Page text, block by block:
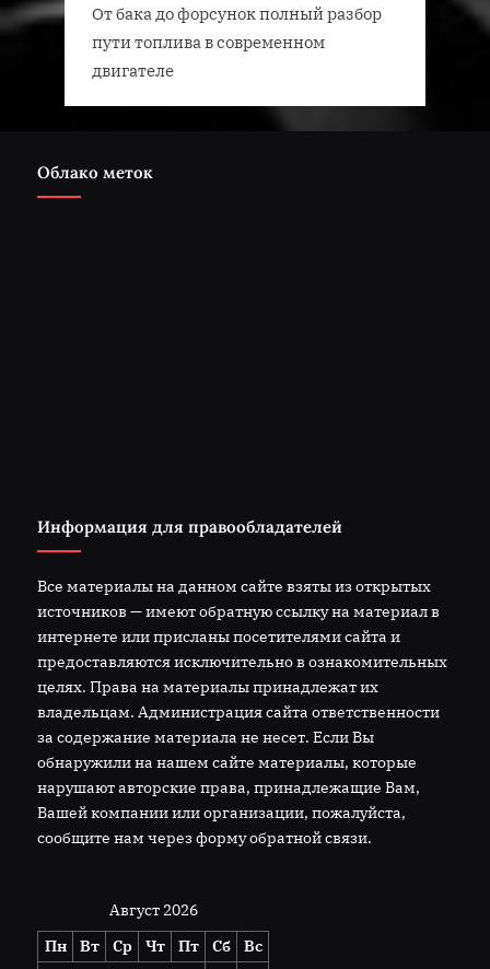
От бака до форсунок полный разбор
пути топлива в современном
двигателе
Облако меток
Информация для правообладателей
Все материалы на данном сайте взяты из открытых
источников — имеют обратную ссылку на материал в
интернете или присланы посетителями сайта и
предоставляются исключительно в ознакомительных
целях. Права на материалы принадлежат их
владельцам. Администрация сайта ответственности
за содержание материала не несет. Если Вы
обнаружили на нашем сайте материалы, которые
нарушают авторские права, принадлежащие Вам,
Вашей компании или организации, пожалуйста,
сообщите нам через форму обратной связи.
Август 2026
Пн
Вт Ср Чт Пт Сб
Вс